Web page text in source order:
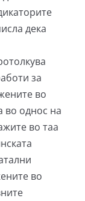
дека
за
во
во однос на
во таа
во